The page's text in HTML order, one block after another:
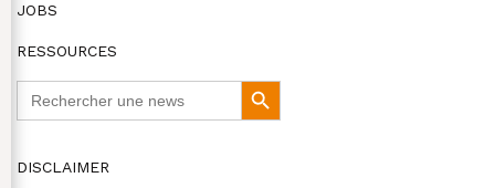
JOBS
RESSOURCES
Search
Button
DISCLAIMER